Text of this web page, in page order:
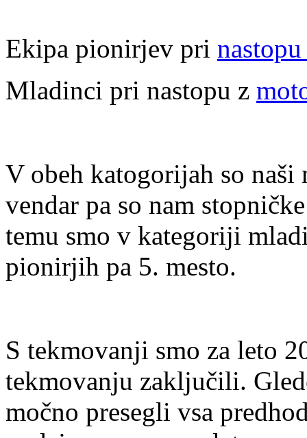
Ekipa pionirjev pri
Mladinci pri nastopu z
V obeh katogorijah so
vendar pa so nam
temu smo v kategoriji
pionirjih pa 5. mesto.
S tekmovanji smo za leto
tekmovanju zaključili.
močno presegli vsa